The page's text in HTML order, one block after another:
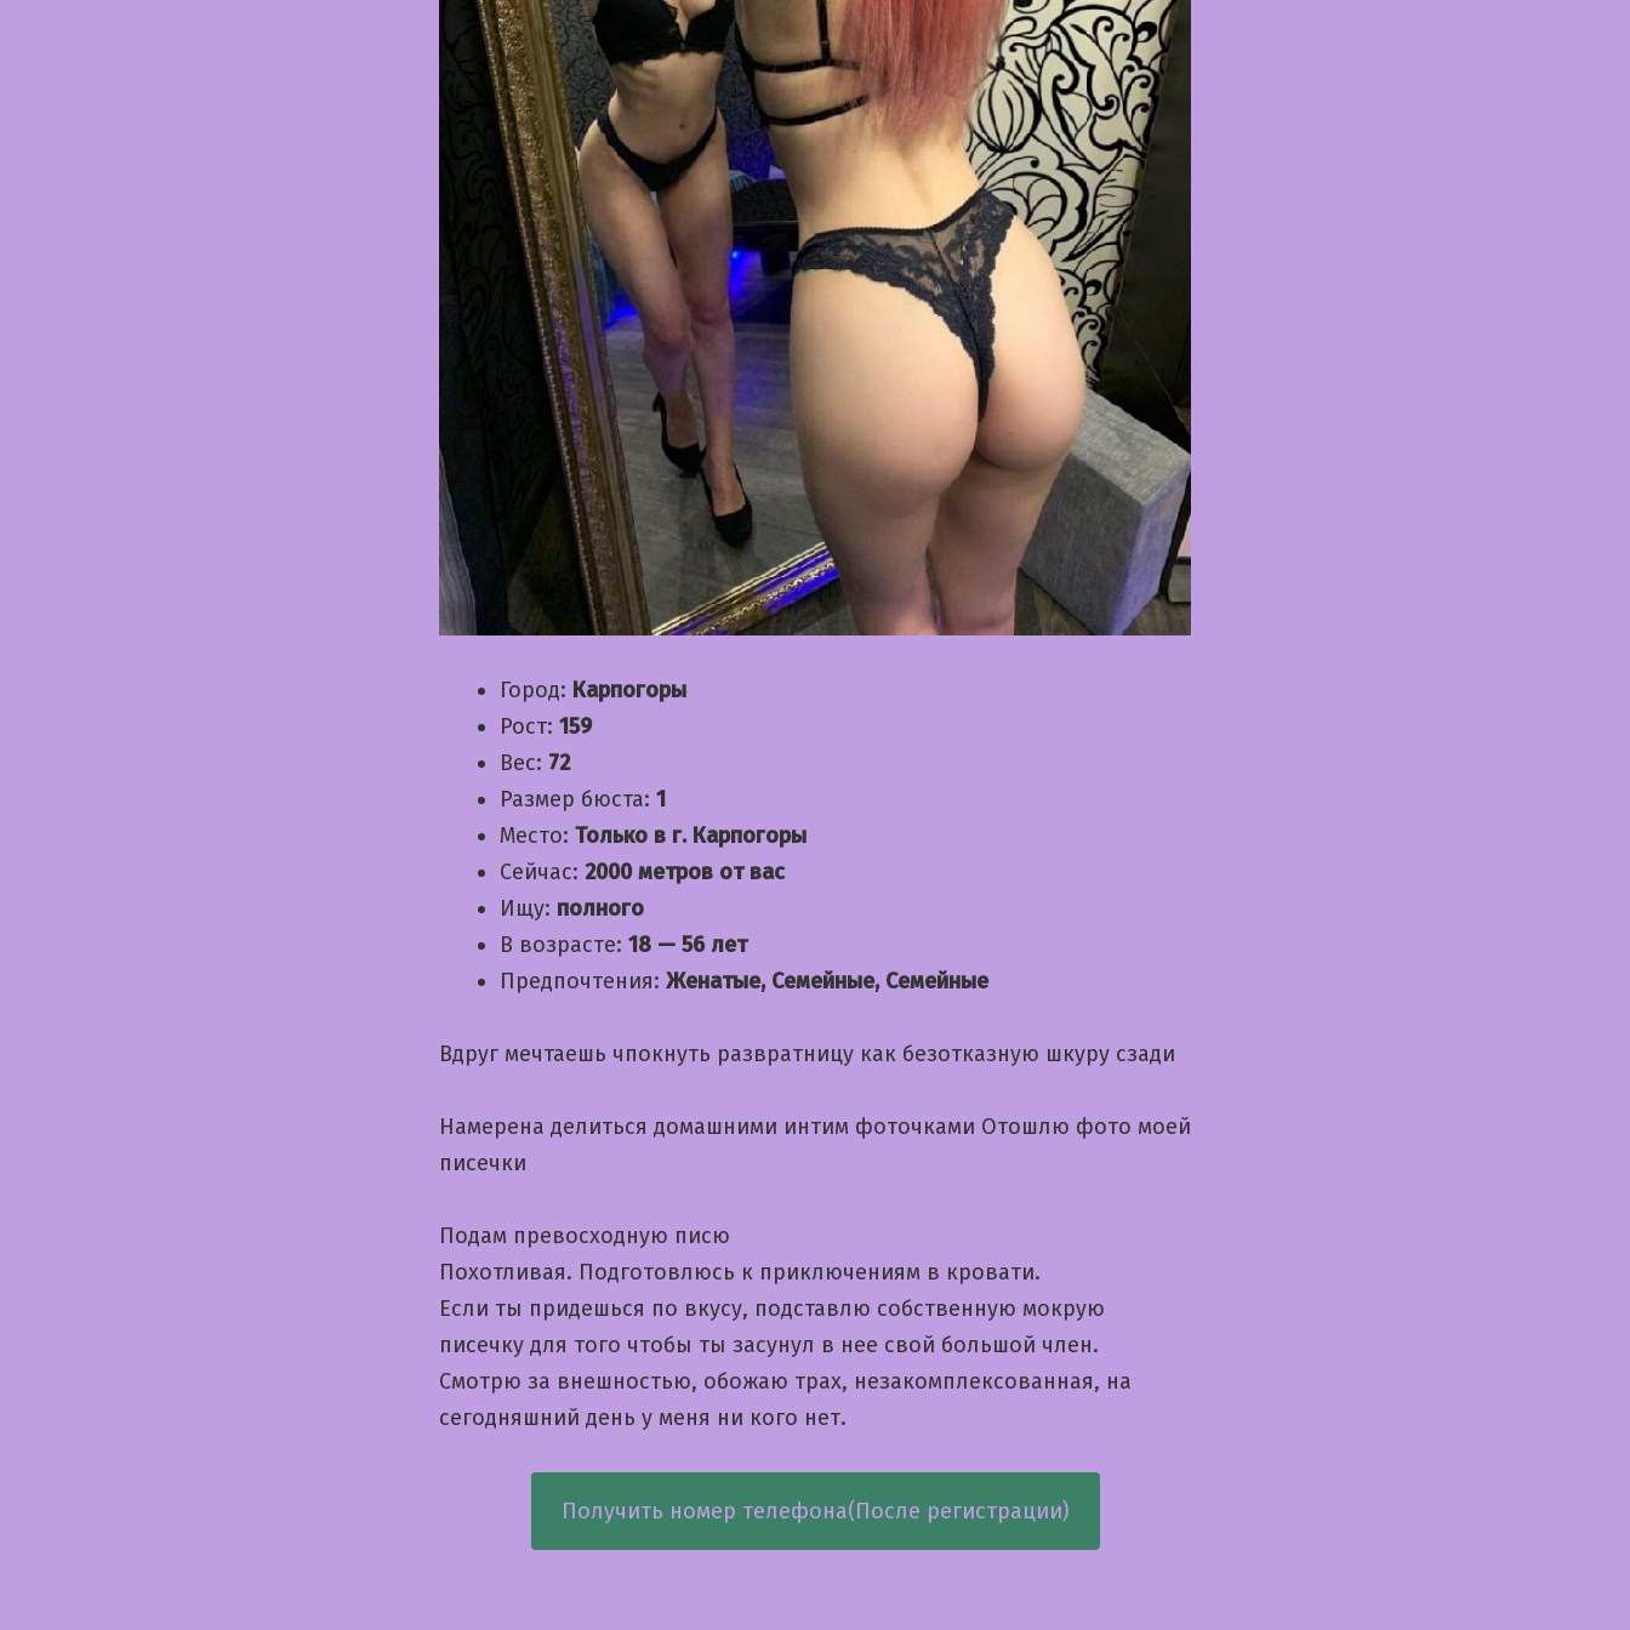
Город: Карпогоры
Рост: 159
Вес: 72
Размер бюста: 1
Место: Только в г. Карпогоры
Сейчас: 2000 метров от вас
Ищу: полного
В возрасте: 18 — 56 лет
Предпочтения: Женатые, Семейные, Семейные
Вдруг мечтаешь чпокнуть развратницу как безотказную шкуру сзади
Намерена делиться домашними интим фоточками Отошлю фото моей
писечки
Подам превосходную писю
Похотливая. Подготовлюсь к приключениям в кровати.
Если ты придешься по вкусу, подставлю собственную мокрую
писечку для того чтобы ты засунул в нее свой большой член.
Смотрю за внешностью, обожаю трах, незакомплексованная, на
сегодняшний день у меня ни кого нет.
Получить номер телефона(После регистрации)